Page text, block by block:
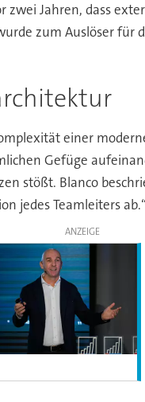
Jahren, dass
zum Auslöser für
einer
Gefüge
stößt. Blanco
jedes Teamleiters ab.“
ANZEIGE